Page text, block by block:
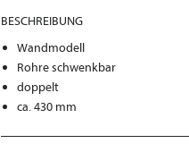
BESCHREIBUNG
Wandmodell
Rohre schwenkbar
doppelt
ca. 430 mm